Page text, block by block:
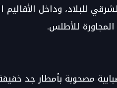
للبلاد، وداخل الأقاليم
المجاورة للأطلس.
مصحوبة بأمطار جد